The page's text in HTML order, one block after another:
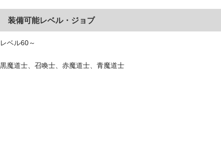
装備可能レベル・ジョブ
レベル60～
黒魔道士、召喚士、赤魔道士、青魔道士